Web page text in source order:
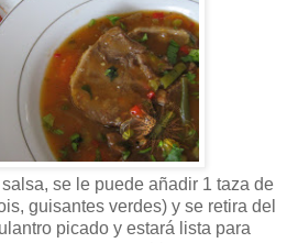
se le puede añadir 1 taza de
guisantes verdes) y se retira del
picado y estará lista para